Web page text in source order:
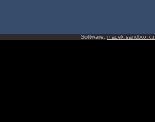
Software: macek.sandbox.cz